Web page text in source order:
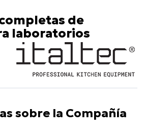
de
laboratorios
sobre la Compañía